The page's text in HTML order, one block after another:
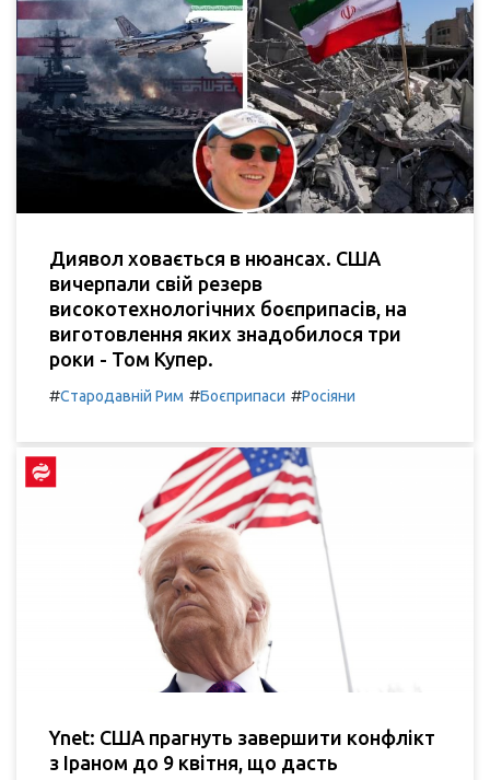
Диявол ховається в нюансах. США
вичерпали свій резерв
високотехнологічних боєприпасів, на
виготовлення яких знадобилося три
роки - Том Купер.
#Стародавній Рим #Боєприпаси #Росіяни
Ynet: США прагнуть завершити конфлікт
з Іраном до 9 квітня, що дасть